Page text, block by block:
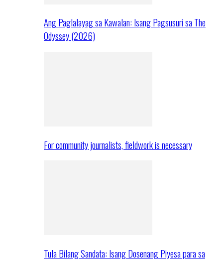
Ang Paglalayag sa Kawalan: Isang Pagsusuri sa The
Odyssey (2026)
For community journalists, fieldwork is necessary
Tula Bilang Sandata: Isang Dosenang Piyesa para sa